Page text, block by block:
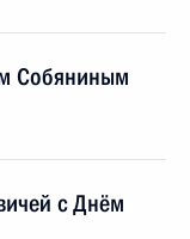
Собяниным
с Днём